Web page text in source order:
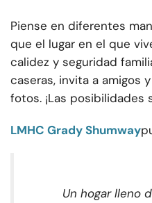
Piense en diferentes
que el lugar en el que
calidez y seguridad
caseras, invita a amigos
fotos. ¡Las posibilidades
LMHC Grady Shumway
Un hogar lleno